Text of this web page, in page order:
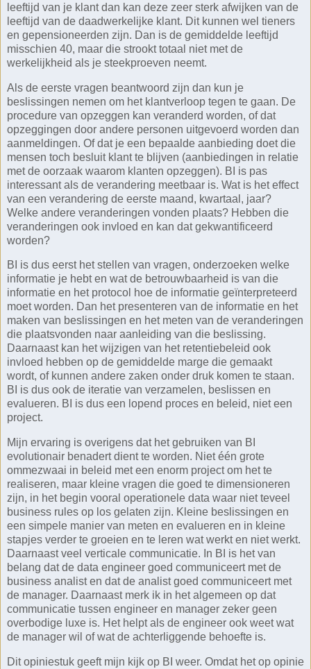
leeftijd van je klant dan kan deze zeer sterk afwijken van de
leeftijd van de daadwerkelijke klant. Dit kunnen wel tieners
en gepensioneerden zijn. Dan is de gemiddelde leeftijd
misschien 40, maar die strookt totaal niet met de
werkelijkheid als je steekproeven neemt.
Als de eerste vragen beantwoord zijn dan kun je
beslissingen nemen om het klantverloop tegen te gaan. De
procedure van opzeggen kan veranderd worden, of dat
opzeggingen door andere personen uitgevoerd worden dan
aanmeldingen. Of dat je een bepaalde aanbieding doet die
mensen toch besluit klant te blijven (aanbiedingen in relatie
met de oorzaak waarom klanten opzeggen). BI is pas
interessant als de verandering meetbaar is. Wat is het effect
van een verandering de eerste maand, kwartaal, jaar?
Welke andere veranderingen vonden plaats? Hebben die
veranderingen ook invloed en kan dat gekwantificeerd
worden?
BI is dus eerst het stellen van vragen, onderzoeken welke
informatie je hebt en wat de betrouwbaarheid is van die
informatie en het protocol hoe de informatie geïnterpreteerd
moet worden. Dan het presenteren van de informatie en het
maken van beslissingen en het meten van de veranderingen
die plaatsvonden naar aanleiding van die beslissing.
Daarnaast kan het wijzigen van het retentiebeleid ook
invloed hebben op de gemiddelde marge die gemaakt
wordt, of kunnen andere zaken onder druk komen te staan.
BI is dus ook de iteratie van verzamelen, beslissen en
evalueren. BI is dus een lopend proces en beleid, niet een
project.
Mijn ervaring is overigens dat het gebruiken van BI
evolutionair benadert dient te worden. Niet één grote
ommezwaai in beleid met een enorm project om het te
realiseren, maar kleine vragen die goed te dimensioneren
zijn, in het begin vooral operationele data waar niet teveel
business rules op los gelaten zijn. Kleine beslissingen en
een simpele manier van meten en evalueren en in kleine
stapjes verder te groeien en te leren wat werkt en niet werkt.
Daarnaast veel verticale communicatie. In BI is het van
belang dat de data engineer goed communiceert met de
business analist en dat de analist goed communiceert met
de manager. Daarnaast merk ik in het algemeen op dat
communicatie tussen engineer en manager zeker geen
overbodige luxe is. Het helpt als de engineer ook weet wat
de manager wil of wat de achterliggende behoefte is.
Dit opiniestuk geeft mijn kijk op BI weer. Omdat het op opinie